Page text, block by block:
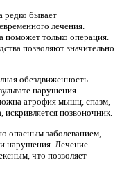
редко бывает
лечения.
поможет только операция.
позволяют значительно
обездвиженность
нарушения
атрофия мышц, спазм,
позвоночник.
опасным заболеванием,
нарушения. Лечение
что позволяет